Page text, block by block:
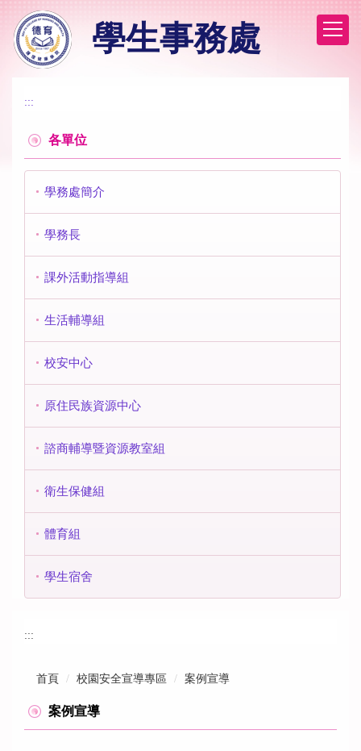
到
主
學生事務處
:::
各單位
學務處簡介
學務長
課外活動指導組
生活輔導組
校安中心
原住民族資源中心
諮商輔導暨資源教室組
衛生保健組
體育組
學生宿舍
:::
首頁 校園安全宣導專區 案例宣導
案例宣導